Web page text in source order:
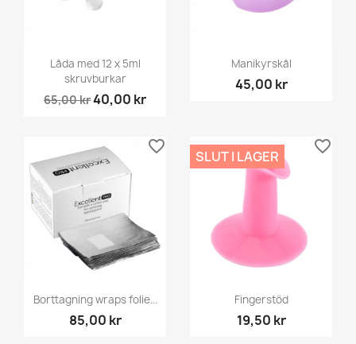
Låda med 12 x 5ml
skruvburkar
65,00 kr40,00 kr
Manikyrskål
45,00 kr
Borttagning wraps folie...
85,00 kr
favorite_border
Fingerstöd
19,50 kr
SLUT I LAGER
favorite_border